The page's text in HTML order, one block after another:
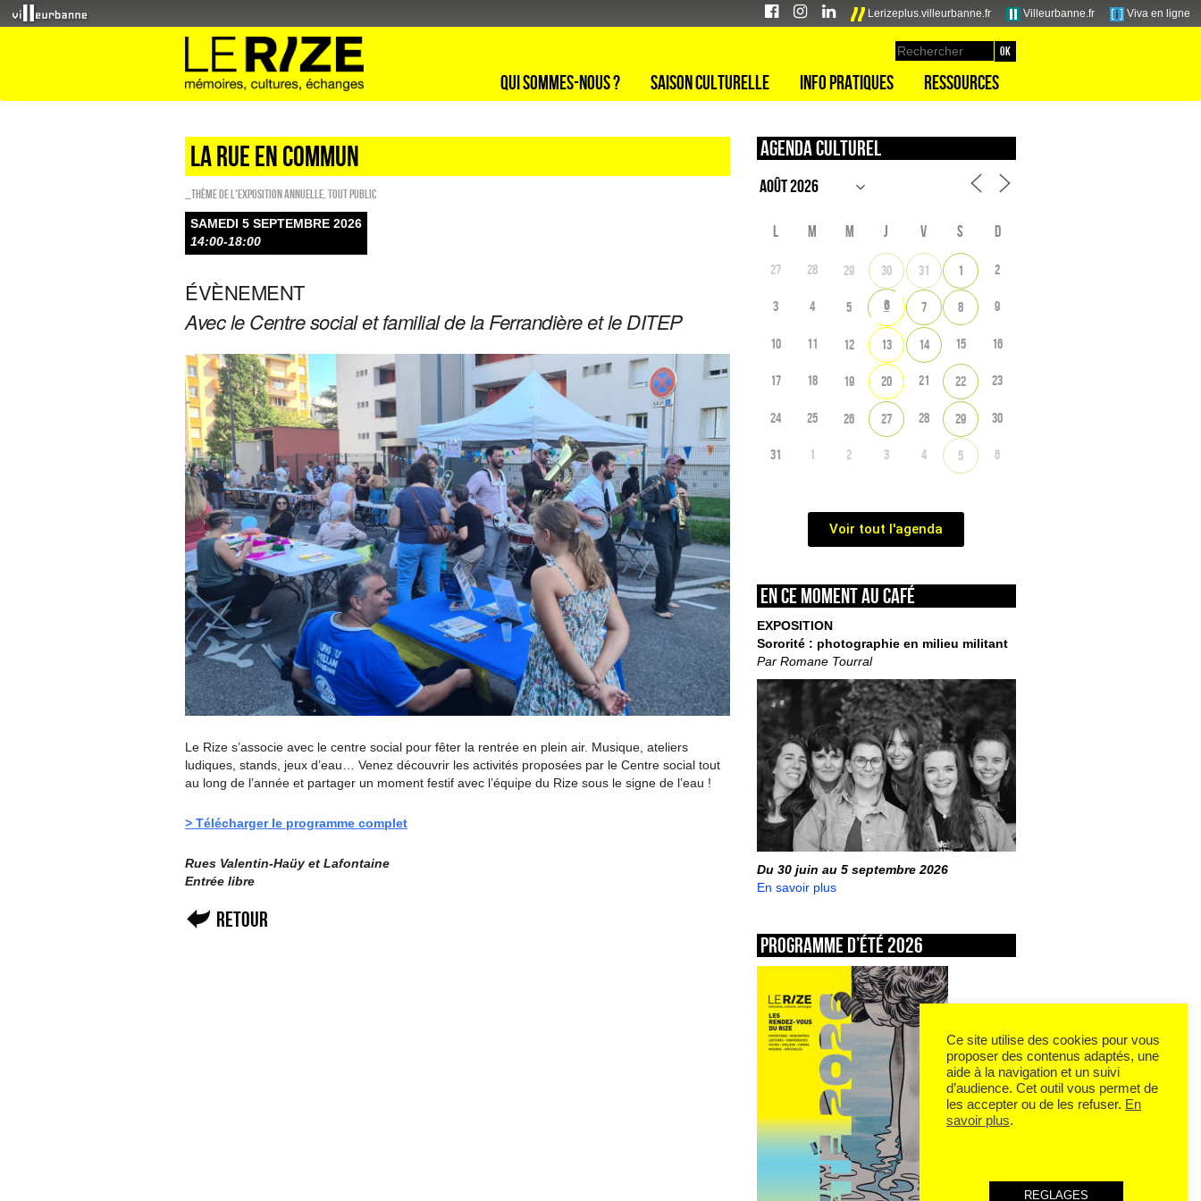
Lerizeplus.villeurbanne.fr Villeurbanne.fr Viva en ligne
Qui sommes-nous ? Saison culturelle Info pratiques Ressources
LA RUE EN COMMUN
_Thème de l'exposition annuelle Tout public
SAMEDI 5 SEPTEMBRE 2026
14:00-18:00
ÉVÈNEMENT
Avec le Centre social et familial de la Ferrandière et le DITEP
Le Rize s’associe avec le centre social pour fêter la rentrée en plein air. Musique, ateliers
ludiques, stands, jeux d’eau… Venez découvrir les activités proposées par le Centre social tout
au long de l’année et partager un moment festif avec l’équipe du Rize sous le signe de l’eau !
> Télécharger le programme complet
Rues Valentin-Haüy et Lafontaine
Entrée libre
Retour
Agenda culturel
L M M J V S D
27 28 29 30 31 1 2
3 4 5 6 7 8 9
10 11 12 13 14 15 16
17 18 19 20 21 22 23
24 25 26 27 28 29 30
31 1 2 3 4 5 6
Voir tout l'agenda
En ce moment au café
EXPOSITION
Sororité : photographie en milieu militant
Par Romane Tourral
Du 30 juin au 5 septembre 2026
En savoir plus
Programme d’été 2026
Ce site utilise des cookies pour vous
proposer des contenus adaptés, une
aide à la navigation et un suivi
d’audience. Cet outil vous permet de
les accepter ou de les refuser. En
savoir plus.
REGLAGES